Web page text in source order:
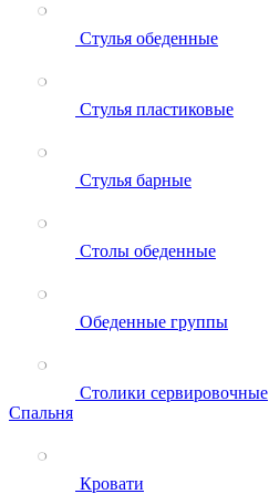
Стулья обеденные
Стулья пластиковые
Стулья барные
Столы обеденные
Обеденные группы
Столики сервировочные
Спальня
Кровати